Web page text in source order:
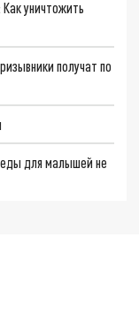
уничтожить
получат по
для малышей не